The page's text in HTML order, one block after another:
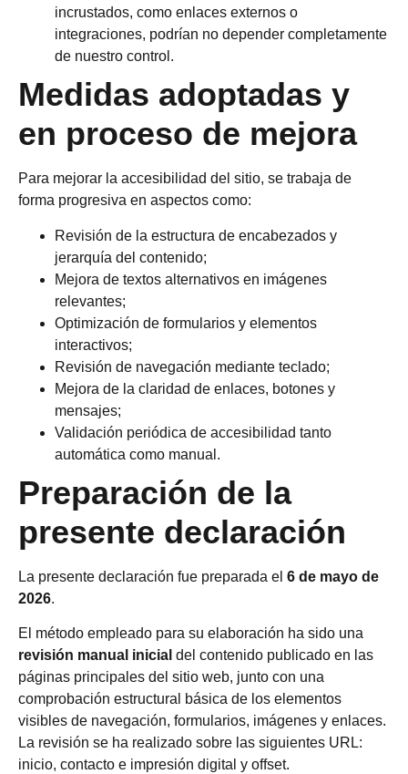
incrustados, como enlaces externos o
integraciones, podrían no depender completamente
de nuestro control.
Medidas adoptadas y
en proceso de mejora
Para mejorar la accesibilidad del sitio, se trabaja de
forma progresiva en aspectos como:
Revisión de la estructura de encabezados y
jerarquía del contenido;
Mejora de textos alternativos en imágenes
relevantes;
Optimización de formularios y elementos
interactivos;
Revisión de navegación mediante teclado;
Mejora de la claridad de enlaces, botones y
mensajes;
Validación periódica de accesibilidad tanto
automática como manual.
Preparación de la
presente declaración
La presente declaración fue preparada el 6 de mayo de
2026.
El método empleado para su elaboración ha sido una
revisión manual inicial del contenido publicado en las
páginas principales del sitio web, junto con una
comprobación estructural básica de los elementos
visibles de navegación, formularios, imágenes y enlaces.
La revisión se ha realizado sobre las siguientes URL:
inicio, contacto e impresión digital y offset.